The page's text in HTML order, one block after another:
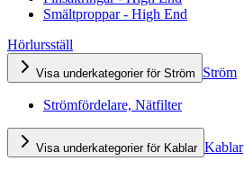
Smältproppar - High End
Hörlursställ
Visa underkategorier för Ström Ström
Strömfördelare, Nätfilter
Visa underkategorier för Kablar Kablar